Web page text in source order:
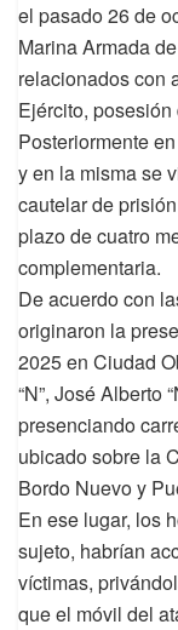
el pasado 26 de
Marina Armada
relacionados con
Ejército,
Posteriormente
y en la misma se
cautelar de
plazo de cuatro
complementaria.
De acuerdo con
originaron la
2025 en Ciudad
“N”, José Alberto
presenciando
ubicado sobre la
Bordo Nuevo y
En ese lugar, los
sujeto, habrían
víctimas,
que el móvil del